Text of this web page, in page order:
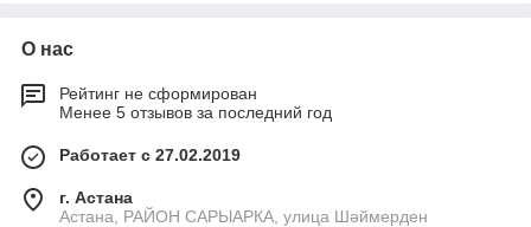
О нас
Рейтинг не сформирован
Менее 5 отзывов за последний год
Работает с 27.02.2019
г. Астана
Астана, РАЙОН САРЫАРКА, улица Шәймерден